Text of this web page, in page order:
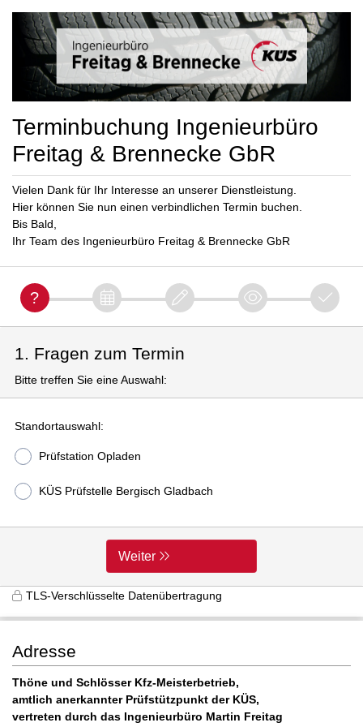
Terminbuchung Ingenieurbüro
Freitag & Brennecke GbR
Vielen Dank für Ihr Interesse an unserer Dienstleistung.
Hier können Sie nun einen verbindlichen Termin buchen.
Bis Bald,
Ihr Team des Ingenieurbüro Freitag & Brennecke GbR
1. Fragen zum Termin
Bitte treffen Sie eine Auswahl:
Standortauswahl:
Prüfstation Opladen
KÜS Prüfstelle Bergisch Gladbach
Weiter
TLS-Verschlüsselte Datenübertragung
Adresse
Thöne und Schlösser Kfz-Meisterbetrieb,
amtlich anerkannter Prüfstützpunkt der KÜS,
vertreten durch das Ingenieurbüro Martin Freitag